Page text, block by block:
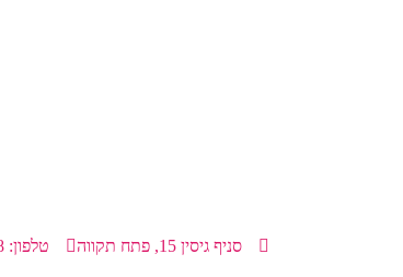
סניף גיסין 15, פתח תקווה טלפון: 03-7119188